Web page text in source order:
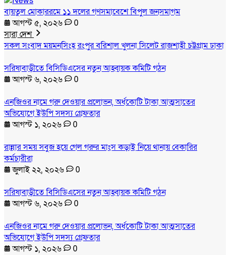
বায়তুল মোকাররমে ১১ দলের গণসমাবেশে বিপুল জনসমাগম
আগস্ট ৫, ২০২৬
0
সারা দেশ
সকল সংবাদময়মনসিংহরংপুরবরিশালখুলনাসিলেটরাজশাহীচট্টগ্রামঢাকা
সরিষাবাড়ীতে বিসিডিএসের নতুন আহ্বায়ক কমিটি গঠন
আগস্ট ৬, ২০২৬
0
এনজিওর নামে গরু দেওয়ার প্রলোভন, অর্ধকোটি টাকা আত্মসাতের
অভিযোগে ইউপি সদস্য গ্রেফতার
আগস্ট ১, ২০২৬
0
রান্নার সময় সবুজ হয়ে গেল গরুর মাংস কড়াই নিয়ে থানায় বেকারির
কর্মচারীরা
জুলাই ২২, ২০২৬
0
সরিষাবাড়ীতে বিসিডিএসের নতুন আহ্বায়ক কমিটি গঠন
আগস্ট ৬, ২০২৬
0
এনজিওর নামে গরু দেওয়ার প্রলোভন, অর্ধকোটি টাকা আত্মসাতের
অভিযোগে ইউপি সদস্য গ্রেফতার
আগস্ট ১, ২০২৬
0